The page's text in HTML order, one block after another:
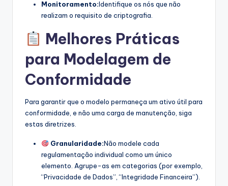
Monitoramento:Identifique os nós que não
realizam o requisito de criptografia.
Melhores Práticas
para Modelagem de
Conformidade
Para garantir que o modelo permaneça um ativo útil para
conformidade, e não uma carga de manutenção, siga
estas diretrizes.
Granularidade:Não modele cada
regulamentação individual como um único
elemento. Agrupe-as em categorias (por exemplo,
“Privacidade de Dados”, “Integridade Financeira”).